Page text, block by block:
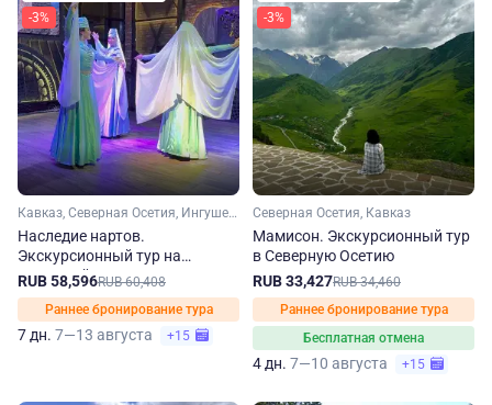
-3%
Кавказ, Северная Осетия, Ингушетия, Кабардино-Балкария, Чечня
Наследие нартов.
Экскурсионный тур на
Северный Кавказ
RUB 58,596RUB 60,408
Раннее бронирование тура
7 дн. 7—13 августа +15
-3%
Северная Осетия, Кавказ
Мамисон. Экскурсионный тур
в Северную Осетию
RUB 33,427RUB 34,460
Раннее бронирование тура
Бесплатная отмена
4 дн. 7—10 августа +15